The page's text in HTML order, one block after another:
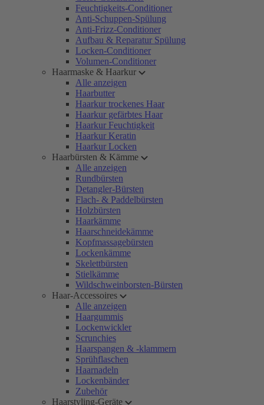
Feuchtigkeits-Conditioner
Anti-Schuppen-Spülung
Anti-Frizz-Conditioner
Aufbau & Reparatur Spülung
Locken-Conditioner
Volumen-Conditioner
Haarmaske & Haarkur
Alle anzeigen
Haarbutter
Haarkur trockenes Haar
Haarkur gefärbtes Haar
Haarkur Feuchtigkeit
Haarkur Keratin
Haarkur Locken
Haarbürsten & Kämme
Alle anzeigen
Rundbürsten
Detangler-Bürsten
Flach- & Paddelbürsten
Holzbürsten
Haarkämme
Haarschneidekämme
Kopfmassagebürsten
Lockenkämme
Skelettbürsten
Stielkämme
Wildschweinborsten-Bürsten
Haar-Accessoires
Alle anzeigen
Haargummis
Lockenwickler
Scrunchies
Haarspangen & -klammern
Sprühflaschen
Haarnadeln
Lockenbänder
Zubehör
Haarstyling-Geräte